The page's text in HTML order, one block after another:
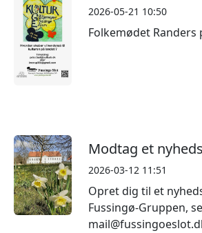
2026-05-21 10:50
Folkemødet Randers
Modtag et
2026-03-12 11:51
Opret dig til et
Fussingø-Gruppen,